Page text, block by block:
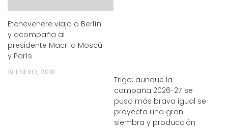
Etchevehere viaja a Berlín
y acompaña al
presidente Macri a Moscú
y París
19 ENERO, 2018
Trigo: aunque la
campaña 2026-27 se
puso más brava igual se
proyecta una gran
siembra y producción